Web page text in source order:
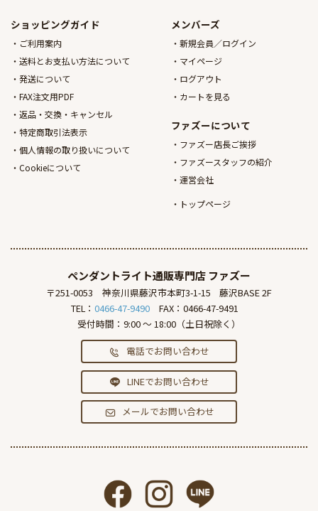
ショッピングガイド
ご利用案内
送料とお支払い方法について
発送について
FAX注文用PDF
返品・交換・キャンセル
特定商取引法表示
個人情報の取り扱いについて
Cookieについて
メンバーズ
新規会員／ログイン
マイページ
ログアウト
カートを見る
ファズーについて
ファズー店長ご挨拶
ファズースタッフの紹介
運営会社
トップページ
ペンダントライト通販専門店 ファズー
〒251-0053 神奈川県藤沢市本町3-1-15
藤沢BASE 2F
TEL： 0466-47-9490
FAX：0466-47-9491
受付時間：9:00 ～ 18:00（土日祝除く）
電話でお問い合わせ
LINEでお問い合わせ
メールでお問い合わせ